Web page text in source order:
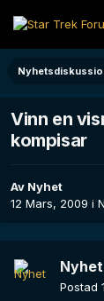
Vinn en
kompisar
Av Nyhet
12 Mars, 2009 i
Nyhet
Postad